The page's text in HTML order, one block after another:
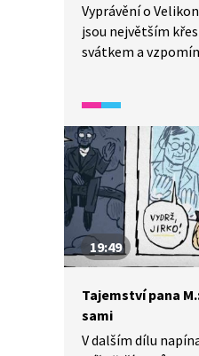
Vyprávění o
jsou největším
svátkem a
hříchu z lidstva,
a významu svátku
19:49
Tajemství pana
sami
V dalším dílu